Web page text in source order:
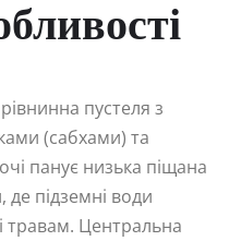
пустеля з
(сабхами) та
панує низька піщана
де підземні води
травам. Центральна